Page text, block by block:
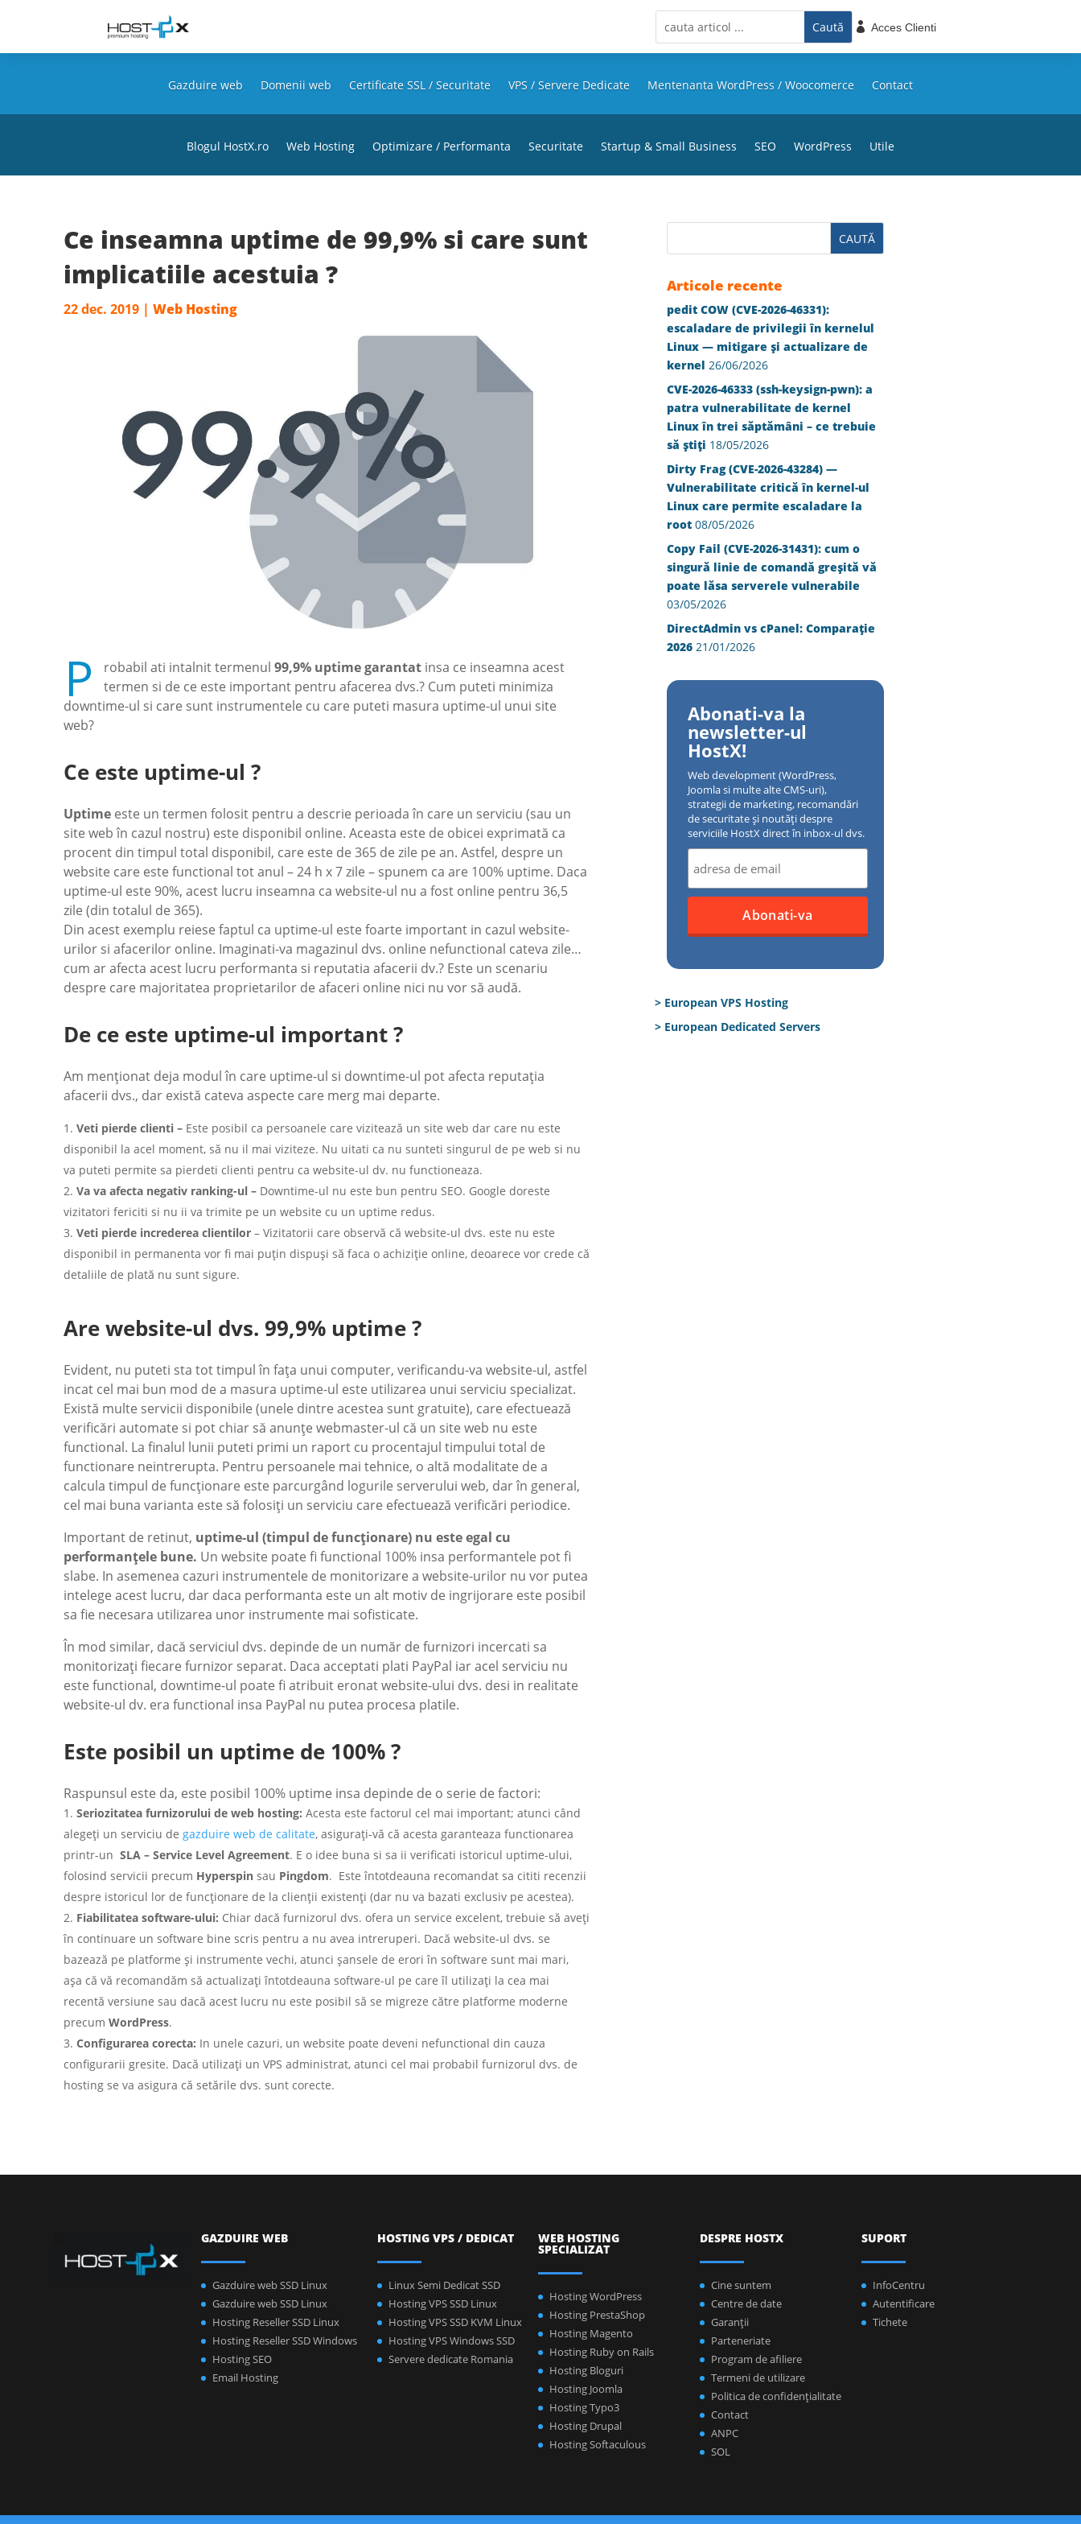
 Acces Clienti
Gazduire web Domenii web Certificate SSL / Securitate VPS / Servere Dedicate Mentenanta WordPress / Woocomerce Contact
Blogul HostX.ro Web Hosting Optimizare / Performanta Securitate Startup & Small Business SEO WordPress Utile
Ce inseamna uptime de 99,9% si care sunt
implicatiile acestuia ?
22 dec. 2019| Web Hosting
P robabil ati intalnit termenul 99,9% uptime garantatinsa ce inseamna acest
termen si de ce este important pentru afacerea dvs.? Cum puteti minimiza
downtime-ul si care sunt instrumentele cu care puteti masura uptime-ul unui site
web?
Ce este uptime-ul ?
Uptimeeste un termen folosit pentru a descrie perioada în care un serviciu (sau un
site web în cazul nostru) este disponibil online. Aceasta este de obicei exprimată ca
procent din timpul total disponibil, care este de 365 de zile pe an. Astfel, despre un
website care este functional tot anul – 24 h x 7 zile – spunem ca are 100% uptime. Daca
uptime-ul este 90%, acest lucru inseamna ca website-ul nu a fost online pentru 36,5
zile (din totalul de 365).
Din acest exemplu reiese faptul ca uptime-ul este foarte important in cazul website-
urilor si afacerilor online. Imaginati-va magazinul dvs. online nefunctional cateva zile…
cum ar afecta acest lucru performanta si reputatia afacerii dv.? Este un scenariu
despre care majoritatea proprietarilor de afaceri online nici nu vor să audă.
De ce este uptime-ul important ?
Am menționat deja modul în care uptime-ul si downtime-ul pot afecta reputația
afacerii dvs., dar există cateva aspecte care merg mai departe.
Veti pierde clienti –Este posibil ca persoanele care vizitează un site web dar care nu este
disponibil la acel moment, să nu il mai viziteze. Nu uitati ca nu sunteti singurul de pe web si nu
va puteti permite sa pierdeti clienti pentru ca website-ul dv. nu functioneaza.
Va va afecta negativ ranking-ul –Downtime-ul nu este bun pentru SEO. Google doreste
vizitatori fericiti si nu ii va trimite pe un website cu un uptime redus.
Veti pierde increderea clientilor– Vizitatorii care observă că website-ul dvs. este nu este
disponibil in permanenta vor fi mai puțin dispuși să faca o achiziție online, deoarece vor crede că
detaliile de plată nu sunt sigure.
Are website-ul dvs. 99,9% uptime ?
Evident, nu puteti sta tot timpul în fața unui computer, verificandu-va website-ul, astfel
incat cel mai bun mod de a masura uptime-ul este utilizarea unui serviciu specializat.
Există multe servicii disponibile (unele dintre acestea sunt gratuite), care efectuează
verificări automate si pot chiar să anunțe webmaster-ul că un site web nu este
functional. La finalul lunii puteti primi un raport cu procentajul timpului total de
functionare neintrerupta. Pentru persoanele mai tehnice, o altă modalitate de a
calcula timpul de funcționare este parcurgând logurile serverului web, dar în general,
cel mai buna varianta este să folosiți un serviciu care efectuează verificări periodice.
Important de retinut, uptime-ul (timpul de funcționare) nu este egal cu
performanțele bune. Un website poate fi functional 100% insa performantele pot fi
slabe. In asemenea cazuri instrumentele de monitorizare a website-urilor nu vor putea
intelege acest lucru, dar daca performanta este un alt motiv de ingrijorare este posibil
sa fie necesara utilizarea unor instrumente mai sofisticate.
În mod similar, dacă serviciul dvs. depinde de un număr de furnizori incercati sa
monitorizați fiecare furnizor separat. Daca acceptati plati PayPal iar acel serviciu nu
este functional, downtime-ul poate fi atribuit eronat website-ului dvs. desi in realitate
website-ul dv. era functional insa PayPal nu putea procesa platile.
Este posibil un uptime de 100% ?
Raspunsul este da, este posibil 100% uptime insa depinde de o serie de factori:
Seriozitatea furnizorului de web hosting: Acesta este factorul cel mai important; atunci când
alegeți un serviciu de gazduire web de calitate, asigurați-vă că acesta garanteaza functionarea
printr-un SLA – Service Level Agreement. E o idee buna si sa ii verificati istoricul uptime-ului,
folosind servicii precum Hyperspinsau Pingdom. Este întotdeauna recomandat sa cititi recenzii
despre istoricul lor de funcționare de la clienții existenți (dar nu va bazati exclusiv pe acestea).
Fiabilitatea software-ului: Chiar dacă furnizorul dvs. ofera un service excelent, trebuie să aveți
în continuare un software bine scris pentru a nu avea intreruperi. Dacă website-ul dvs. se
bazează pe platforme și instrumente vechi, atunci șansele de erori în software sunt mai mari,
așa că vă recomandăm să actualizați întotdeauna software-ul pe care îl utilizați la cea mai
recentă versiune sau dacă acest lucru nu este posibil să se migreze către platforme moderne
precum WordPress.
Configurarea corecta: In unele cazuri, un website poate deveni nefunctional din cauza
configurarii gresite. Dacă utilizați un VPS administrat, atunci cel mai probabil furnizorul dvs. de
hosting se va asigura că setările dvs. sunt corecte.
Articole recente
pedit COW (CVE-2026-46331):
escaladare de privilegii în kernelul
Linux — mitigare și actualizare de
kernel 26/06/2026
CVE-2026-46333 (ssh-keysign-pwn): a
patra vulnerabilitate de kernel
Linux în trei săptămâni – ce trebuie
să știți 18/05/2026
Dirty Frag (CVE-2026-43284) —
Vulnerabilitate critică în kernel-ul
Linux care permite escaladare la
root 08/05/2026
Copy Fail (CVE-2026-31431): cum o
singură linie de comandă greșită vă
poate lăsa serverele vulnerabile
03/05/2026
DirectAdmin vs cPanel: Comparație
2026 21/01/2026
Abonati-va la
newsletter-ul
HostX!
Web development (WordPress,
Joomla si multe alte CMS-uri),
strategii de marketing, recomandări
de securitate și noutăți despre
serviciile HostX direct în inbox-ul dvs.
> European VPS Hosting
> European Dedicated Servers
GAZDUIRE WEB
Gazduire web SSD Linux
Gazduire web SSD Linux
Hosting Reseller SSD Linux
Hosting Reseller SSD Windows
Hosting SEO
Email Hosting
HOSTING VPS / DEDICAT
Linux Semi Dedicat SSD
Hosting VPS SSD Linux
Hosting VPS SSD KVM Linux
Hosting VPS Windows SSD
Servere dedicate Romania
WEB HOSTING
SPECIALIZAT
Hosting WordPress
Hosting PrestaShop
Hosting Magento
Hosting Ruby on Rails
Hosting Bloguri
Hosting Joomla
Hosting Typo3
Hosting Drupal
Hosting Softaculous
DESPRE HOSTX
Cine suntem
Centre de date
Garanţii
Parteneriate
Program de afiliere
Termeni de utilizare
Politica de confidenţialitate
Contact
ANPC
SOL
SUPORT
InfoCentru
Autentificare
Tichete